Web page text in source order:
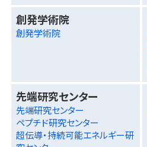
創発学術院
創発学術院
先端研究センター
先端研究センター
ペプチド研究センター
超伝導・持続可能エネルギー研